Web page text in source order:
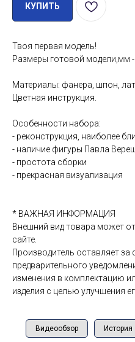
КУПИТЬ
Твоя первая модель!
Размеры готовой модели,мм
Материалы: фанера, шпон,
Цветная инструкция.
Особенности набора:
- реконструкция, наиболее
- наличие фигуры Павла
- простота сборки
- прекрасная визуализация
* ВАЖНАЯ ИНФОРМАЦИЯ
Внешний вид товара может
сайте.
Производитель оставляет за
предварительного
изменения в комплектацию
изделия с целью улучшения
Видеообзор История